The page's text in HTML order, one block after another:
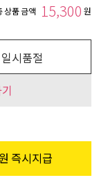
상품 금액 15,300 원
일시품절
즉시지급